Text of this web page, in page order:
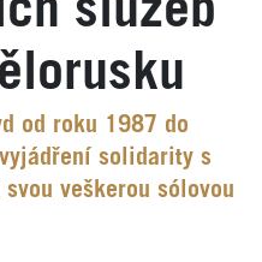
služeb
od roku 1987 do
solidarity s
veškerou sólovou